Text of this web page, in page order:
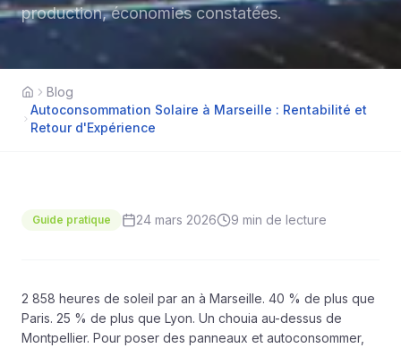
production, économies constatées.
Accueil
Blog
Autoconsommation Solaire à Marseille : Rentabilité et
Retour d'Expérience
Guide pratique 24 mars 2026 9 min de lecture
2 858 heures de soleil par an à Marseille. 40 % de plus que
Paris. 25 % de plus que Lyon. Un chouia au-dessus de
Montpellier. Pour poser des panneaux et autoconsommer,